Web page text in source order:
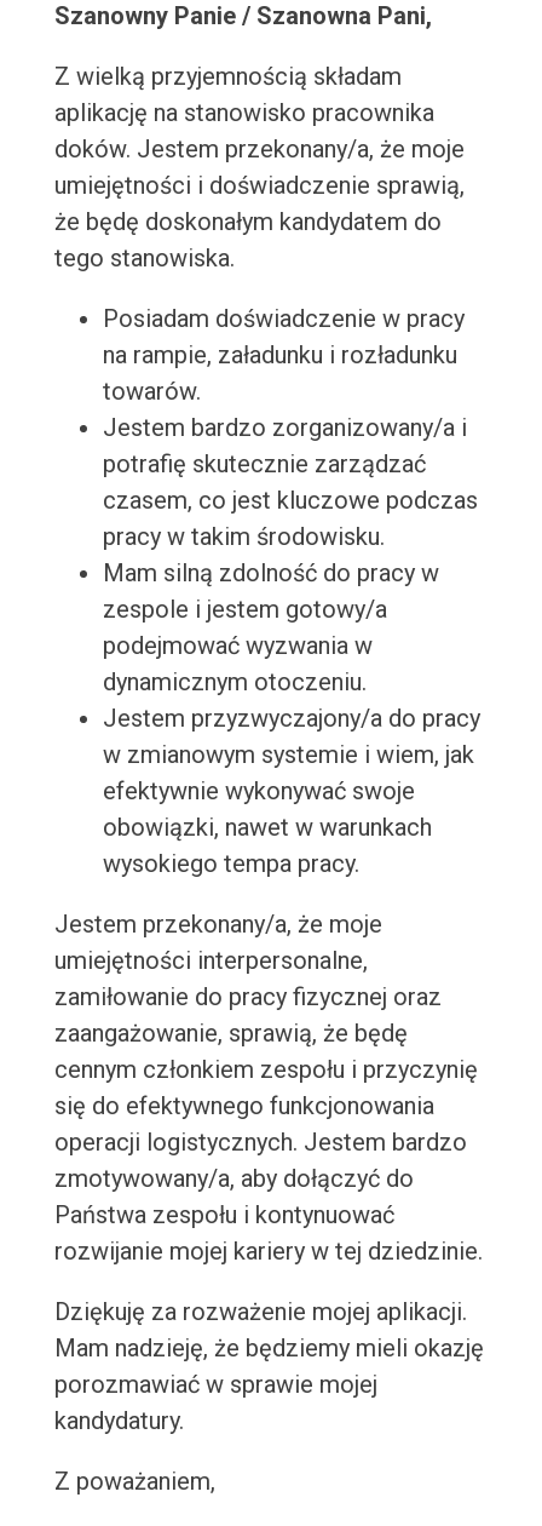
Szanowny Panie / Szanowna Pani,
Z wielką przyjemnością składam
aplikację na stanowisko pracownika
doków. Jestem przekonany/a, że moje
umiejętności i doświadczenie sprawią,
że będę doskonałym kandydatem do
tego stanowiska.
Posiadam doświadczenie w pracy
na rampie, załadunku i rozładunku
towarów.
Jestem bardzo zorganizowany/a i
potrafię skutecznie zarządzać
czasem, co jest kluczowe podczas
pracy w takim środowisku.
Mam silną zdolność do pracy w
zespole i jestem gotowy/a
podejmować wyzwania w
dynamicznym otoczeniu.
Jestem przyzwyczajony/a do pracy
w zmianowym systemie i wiem, jak
efektywnie wykonywać swoje
obowiązki, nawet w warunkach
wysokiego tempa pracy.
Jestem przekonany/a, że moje
umiejętności interpersonalne,
zamiłowanie do pracy fizycznej oraz
zaangażowanie, sprawią, że będę
cennym członkiem zespołu i przyczynię
się do efektywnego funkcjonowania
operacji logistycznych. Jestem bardzo
zmotywowany/a, aby dołączyć do
Państwa zespołu i kontynuować
rozwijanie mojej kariery w tej dziedzinie.
Dziękuję za rozważenie mojej aplikacji.
Mam nadzieję, że będziemy mieli okazję
porozmawiać w sprawie mojej
kandydatury.
Z poważaniem,